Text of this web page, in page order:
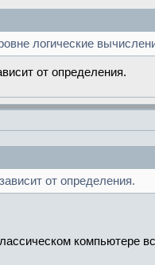
логические
от определения.
от определения.
компьютере